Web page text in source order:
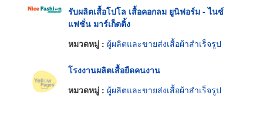
รับผลิตเสื้อโปโล เสื้อคอกลม ยูนิฟอร์ม - ไนซ์
แฟชั่น มาร์เก็ตติ้ง
หมวดหมู่ : ผู้ผลิตและขายส่งเสื้อผ้าสำเร็จรูป
โรงงานผลิตเสื้อยืดคนงาน
หมวดหมู่ : ผู้ผลิตและขายส่งเสื้อผ้าสำเร็จรูป